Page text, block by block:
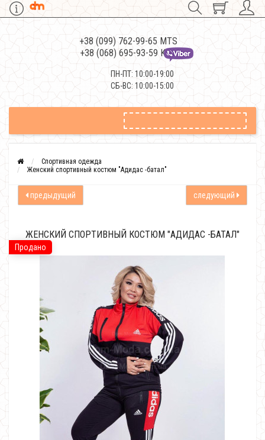
+38 (099) 762-99-65 MTS
+38 (068) 695-93-59 Kievstar
ПН-ПТ: 10:00-19:00
СБ-ВС: 10:00-15:00
Спортивная одежда
Женский спортивный костюм "Адидас -батал"
предыдущий следующий
Продано
ЖЕНСКИЙ СПОРТИВНЫЙ КОСТЮМ "АДИДАС -БАТАЛ"